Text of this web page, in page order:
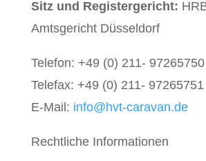
Sitz und Registergericht:
Amtsgericht Düsseldorf
Telefon: +49 (0) 211- 97265750
Telefax: +49 (0) 211- 97265751
E-Mail: info@hvt-caravan.de
Rechtliche Informationen